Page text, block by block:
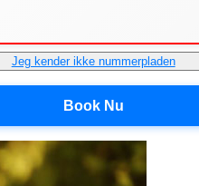
Jeg kender ikke nummerpladen
Book Nu